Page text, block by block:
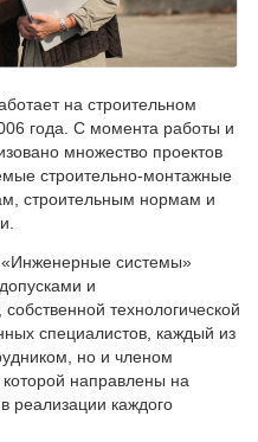
на строительном
года. С момента работы и
множество проектов
строительно-монтажные
строительным нормам и
системы»
и
технологической
специалистов, каждый из
но и членом
направлены на
реализации каждого